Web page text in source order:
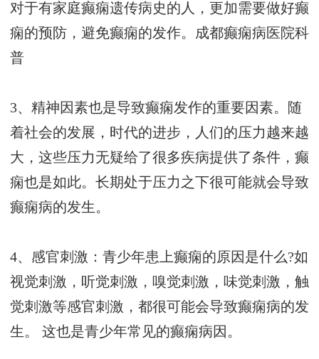
对于有家庭癫痫遗传病史的人，更加需要做好癫
痫的预防，避免癫痫的发作。 成都癫痫病医院科
普
3、精神因素也是导致癫痫发作的重要因素。随
着社会的发展，时代的进步，人们的压力越来越
大，这些压力无疑给了很多疾病提供了条件，癫
痫也是如此。长期处于压力之下很可能就会导致
癫痫病的发生。
4、感官刺激：青少年患上癫痫的原因是什么?如
视觉刺激，听觉刺激，嗅觉刺激，味觉刺激，触
觉刺激等感官刺激，都很可能会导致癫痫病的发
生。 这也是青少年常见的癫痫病因。